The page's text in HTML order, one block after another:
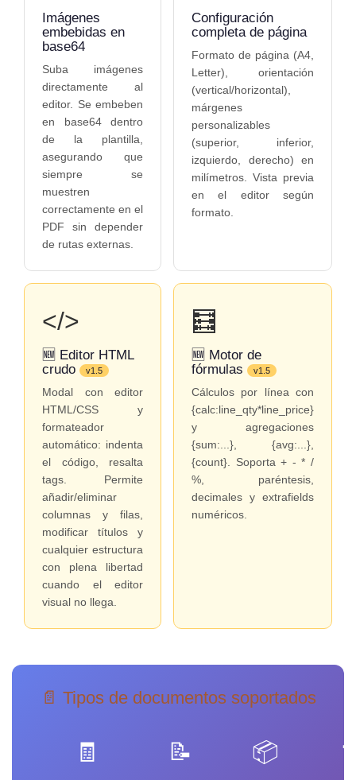
Imágenes
embebidas en
base64
Suba imágenes
directamente al
editor. Se embeben
en base64 dentro
de la plantilla,
asegurando que
siempre se
muestren
correctamente en el
PDF sin depender
de rutas externas.
Configuración
completa de página
Formato de página (A4,
Letter), orientación
(vertical/horizontal),
márgenes
personalizables
(superior, inferior,
izquierdo, derecho) en
milímetros. Vista previa
en el editor según
formato.
</>
🆕 Editor HTML
crudo
v1.5
Modal con editor
HTML/CSS y
formateador
automático: indenta
el código, resalta
tags. Permite
añadir/eliminar
columnas y filas,
modificar títulos y
cualquier estructura
con plena libertad
cuando el editor
visual no llega.
🧮
🆕 Motor de
fórmulas
v1.5
Cálculos por línea con
{calc:line_qty*line_price}
y agregaciones
{sum:...}, {avg:...},
{count}. Soporta + - * /
%, paréntesis,
decimales y extrafields
numéricos.
📄 Tipos de documentos soportados
🧾 📝 📦